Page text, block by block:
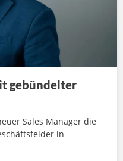
gebündelter
Sales Manager die
in